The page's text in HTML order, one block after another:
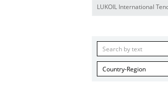
LUKOIL International
Country-Region